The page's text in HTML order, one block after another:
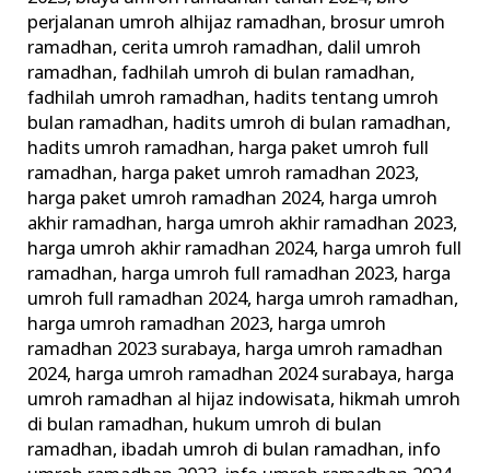
perjalanan umroh alhijaz ramadhan, brosur umroh
ramadhan, cerita umroh ramadhan, dalil umroh
ramadhan,fadhilah umroh di bulan ramadhan,
fadhilah umroh ramadhan, hadits tentang umroh
bulan ramadhan, hadits umroh di bulan ramadhan,
hadits umroh ramadhan, harga paket umroh full
ramadhan, harga paket umroh ramadhan 2023,
harga paket umroh ramadhan 2024, harga umroh
akhir ramadhan, harga umroh akhir ramadhan 2023,
harga umroh akhir ramadhan 2024, harga umroh full
ramadhan, harga umroh full ramadhan 2023, harga
umroh full ramadhan 2024, harga umroh ramadhan,
harga umroh ramadhan 2023, harga umroh
ramadhan 2023 surabaya, harga umroh ramadhan
2024, harga umroh ramadhan 2024 surabaya, harga
umroh ramadhan al hijaz indowisata, hikmah umroh
di bulan ramadhan, hukum umroh di bulan
ramadhan, ibadah umroh di bulan ramadhan, info